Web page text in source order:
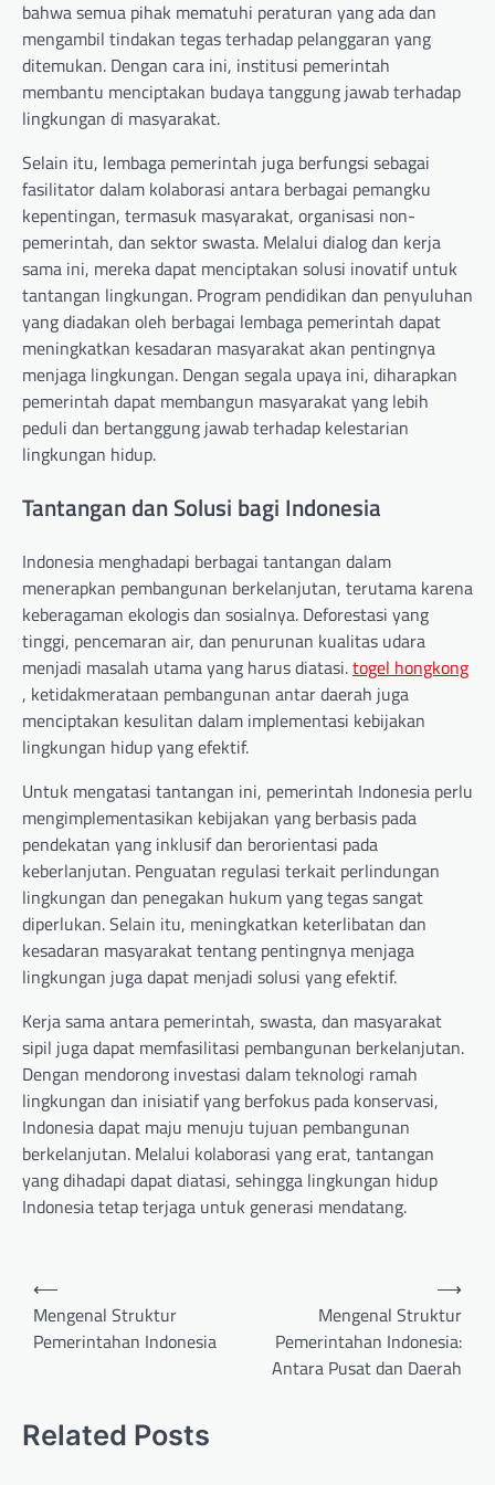
bahwa semua pihak mematuhi peraturan yang ada dan
mengambil tindakan tegas terhadap pelanggaran yang
ditemukan. Dengan cara ini, institusi pemerintah
membantu menciptakan budaya tanggung jawab terhadap
lingkungan di masyarakat.
Selain itu, lembaga pemerintah juga berfungsi sebagai
fasilitator dalam kolaborasi antara berbagai pemangku
kepentingan, termasuk masyarakat, organisasi non-
pemerintah, dan sektor swasta. Melalui dialog dan kerja
sama ini, mereka dapat menciptakan solusi inovatif untuk
tantangan lingkungan. Program pendidikan dan penyuluhan
yang diadakan oleh berbagai lembaga pemerintah dapat
meningkatkan kesadaran masyarakat akan pentingnya
menjaga lingkungan. Dengan segala upaya ini, diharapkan
pemerintah dapat membangun masyarakat yang lebih
peduli dan bertanggung jawab terhadap kelestarian
lingkungan hidup.
Tantangan dan Solusi bagi Indonesia
Indonesia menghadapi berbagai tantangan dalam
menerapkan pembangunan berkelanjutan, terutama karena
keberagaman ekologis dan sosialnya. Deforestasi yang
tinggi, pencemaran air, dan penurunan kualitas udara
menjadi masalah utama yang harus diatasi.togel hongkong
, ketidakmerataan pembangunan antar daerah juga
menciptakan kesulitan dalam implementasi kebijakan
lingkungan hidup yang efektif.
Untuk mengatasi tantangan ini, pemerintah Indonesia perlu
mengimplementasikan kebijakan yang berbasis pada
pendekatan yang inklusif dan berorientasi pada
keberlanjutan. Penguatan regulasi terkait perlindungan
lingkungan dan penegakan hukum yang tegas sangat
diperlukan. Selain itu, meningkatkan keterlibatan dan
kesadaran masyarakat tentang pentingnya menjaga
lingkungan juga dapat menjadi solusi yang efektif.
Kerja sama antara pemerintah, swasta, dan masyarakat
sipil juga dapat memfasilitasi pembangunan berkelanjutan.
Dengan mendorong investasi dalam teknologi ramah
lingkungan dan inisiatif yang berfokus pada konservasi,
Indonesia dapat maju menuju tujuan pembangunan
berkelanjutan. Melalui kolaborasi yang erat, tantangan
yang dihadapi dapat diatasi, sehingga lingkungan hidup
Indonesia tetap terjaga untuk generasi mendatang.
n
a
⟵
Mengenal Struktur
Pemerintahan Indonesia
Mengenal Struktur
Pemerintahan Indonesia:
Antara Pusat dan Daerah
⟶
Related Posts